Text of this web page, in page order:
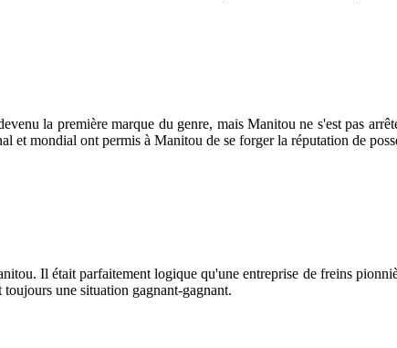
la première marque du genre, mais Manitou ne s'est pas
et mondial ont permis à Manitou de se forger la réputation de
Il était parfaitement logique qu'une entreprise de freins
une situation gagnant-gagnant.